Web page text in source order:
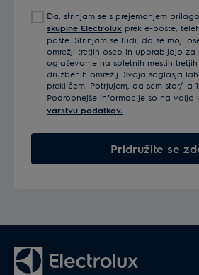
poštni
naslov
Da, strinjam se s prejemanjem
skupine Electrolux prek e-pošte,
pošte. Strinjam se tudi, da se moji
omrežji tretjih oseb in uporabljajo
oglaševanje na spletnih mestih
družbenih omrežij. Svoja soglasja
prekličem. Potrjujem, da sem star/-a
Podrobnejše informacije so na voljo
varstvu podatkov.
Pridružite se